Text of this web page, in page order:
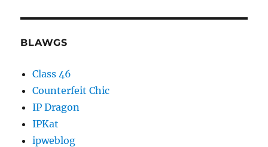
BLAWGS
Class 46
Counterfeit Chic
IP Dragon
IPKat
ipweblog